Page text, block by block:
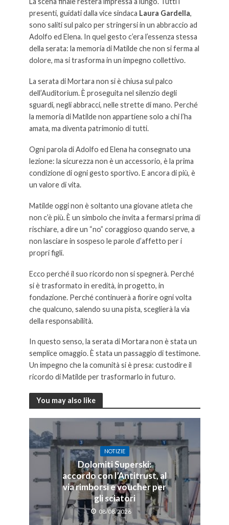
presenti, guidati dalla vice sindaca Laura Gardella,
sono saliti sul palco per stringersi in un abbraccio ad
Adolfo ed Elena. In quel gesto c’era l’essenza stessa
della serata: la memoria di Matilde che non si ferma al
dolore, ma si trasforma in un impegno collettivo.
La serata di Mortara non si è chiusa sul palco
dell’Auditorium. È proseguita nel silenzio degli
sguardi, negli abbracci, nelle strette di mano. Perché
la memoria di Matilde non appartiene solo a chi l’ha
amata, ma diventa patrimonio di tutti.
Ogni parola di Adolfo ed Elena ha consegnato una
lezione: la sicurezza non è un accessorio, è la prima
condizione di ogni gesto sportivo. E ancora di più, è
un valore di vita.
Matilde oggi non è soltanto una giovane atleta che
non c’è più. È un simbolo che invita a fermarsi prima di
rischiare, a dire un “no” coraggioso quando serve, a
non lasciare in sospeso le parole d’affetto per i
propri figli.
Ecco perché il suo ricordo non si spegnerà. Perché
si è trasformato in eredità, in progetto, in
fondazione. Perché continuerà a fiorire ogni volta
che qualcuno, salendo su una pista, sceglierà la via
della responsabilità.
In questo senso, la serata di Mortara non è stata un
semplice omaggio. È stata un passaggio di testimone.
Un impegno che la comunità si è presa: custodire il
ricordo di Matilde per trasformarlo in futuro.
You may also like
NOTIZIE
Dolomiti Superski:
accordo con l’Antitrust, al
via rimborsi e voucher per
gli sciatori
08/08/2026